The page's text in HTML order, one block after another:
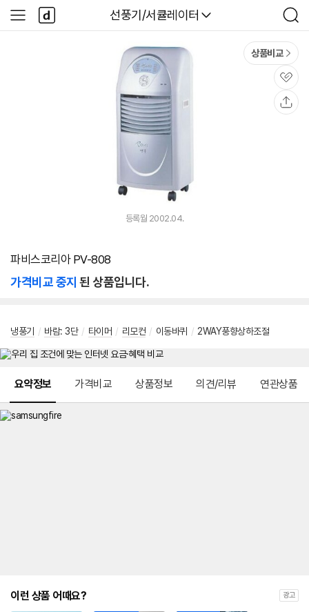
다나와
선풍기/서큘레이터
검
색
사
이
다
나
와
상품비교
관
심
등록월 2002.04.
파비스코리아 PV-808
가격비교 중지 된 상품입니다.
냉풍기 / 바람: 3단 / 타이머 / 리모컨 / 이동바퀴 / 2WAY풍향상하조절
요약정보 가격비교 상품정보 의견/리뷰 연관상품
이런 상품 어때요? 광고